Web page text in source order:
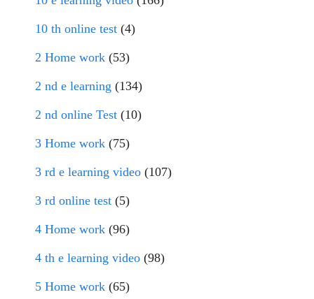
10 th online test (4)
2 Home work (53)
2 nd e learning (134)
2 nd online Test (10)
3 Home work (75)
3 rd e learning video (107)
3 rd online test (5)
4 Home work (96)
4 th e learning video (98)
5 Home work (65)